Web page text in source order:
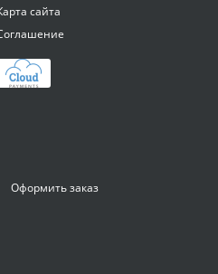
сайта
Оформить заказ